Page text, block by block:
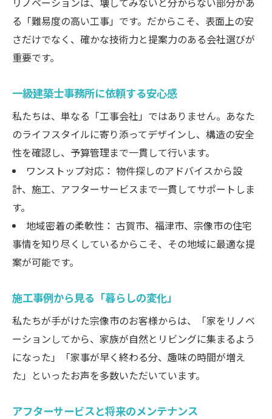
る「難易度の高い工事」です。だからこそ、表面上の安
さだけでなく、確かな技術力と提案力のある会社選びが
重要です。
一級建築士事務所に依頼する安心感
私たちは、単なる「工事会社」ではありません。あなた
のライフスタイルに寄り添ってデザインし、構造の安全
性を確認し、予算管理まで一貫して行います。
ワンストップ対応： 物件探しのアドバイスから設
計、施工、アフターサービスまで一貫してサポートしま
す。
地域密着の柔軟性： 古賀市、福津市、宗像市の住宅
事情を知り尽くしているからこそ、その地域に最適な提
案が可能です。
施工事例から見る「暮らしの変化」
私たちが手がけた宗像市のお客様からは、「家をリノベ
ーションしてから、家族が自然とリビングに集まるよう
になった」「家事が早く終わる分、趣味の時間が増え
た」といったお声を多数いただいています。
アフターサービスと将来のメンテナンス